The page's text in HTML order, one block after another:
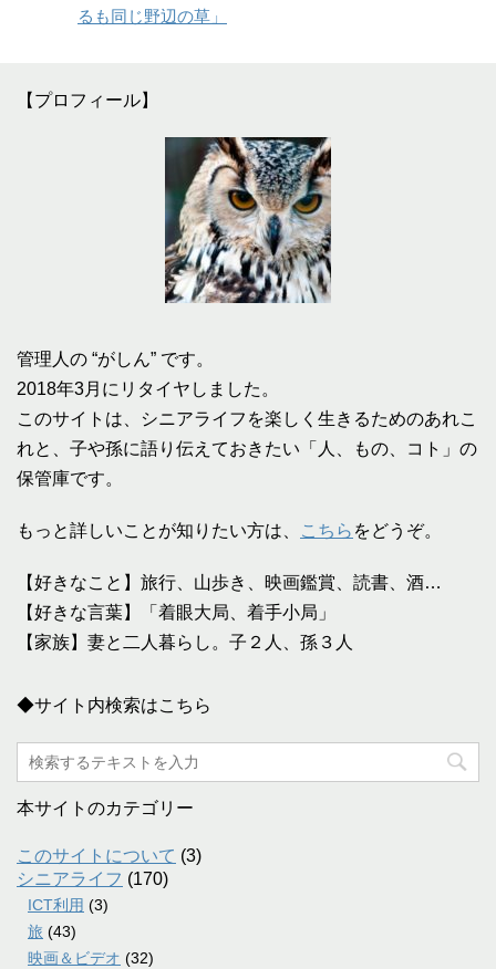
るも同じ野辺の草」
【プロフィール】
管理人の “がしん” です。
2018年3月にリタイヤしました。
このサイトは、シニアライフを楽しく生きるためのあれこ
れと、子や孫に語り伝えておきたい「人、もの、コト」の
保管庫です。
もっと詳しいことが知りたい方は、 こちら をどうぞ。
【好きなこと】旅行、山歩き、映画鑑賞、読書、酒…
【好きな言葉】「着眼大局、着手小局」
【家族】妻と二人暮らし。子２人、孫３人
◆サイト内検索はこちら
本サイトのカテゴリー
このサイトについて (3)
シニアライフ (170)
ICT利用 (3)
旅 (43)
映画＆ビデオ (32)